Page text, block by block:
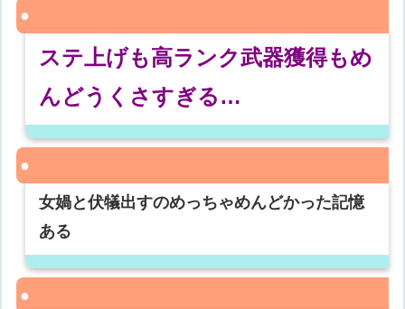
ステ上げも高ランク武器獲得もめ
んどうくさすぎる…
女媧と伏犠出すのめっちゃめんどかった記憶
ある